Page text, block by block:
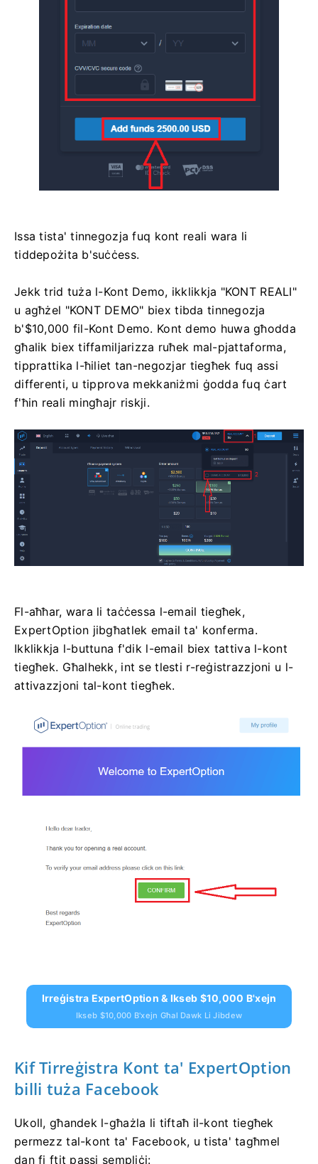
Issa tista' tinnegozja fuq kont reali wara li
tiddepożita b'suċċess.
Jekk trid tuża l-Kont Demo, ikklikkja "KONT REALI"
u agħżel "KONT DEMO" biex tibda tinnegozja
b'$10,000 fil-Kont Demo. Kont demo huwa għodda
għalik biex tiffamiljarizza ruħek mal-pjattaforma,
tipprattika l-ħiliet tan-negozjar tiegħek fuq assi
differenti, u tipprova mekkaniżmi ġodda fuq ċart
f'ħin reali mingħajr riskji.
Fl-aħħar, wara li taċċessa l-email tiegħek,
ExpertOption jibgħatlek email ta' konferma.
Ikklikkja l-buttuna f'dik l-email biex tattiva l-kont
tiegħek. Għalhekk, int se tlesti r-reġistrazzjoni u l-
attivazzjoni tal-kont tiegħek.
Irreġistra ExpertOption & Ikseb $10,000 B'xejn
Ikseb $10,000 B'xejn Għal Dawk Li Jibdew
Kif Tirreġistra Kont ta' ExpertOption
billi tuża Facebook
Ukoll, għandek l-għażla li tiftaħ il-kont tiegħek
permezz tal-kont ta' Facebook, u tista' tagħmel
dan fi ftit passi sempliċi: